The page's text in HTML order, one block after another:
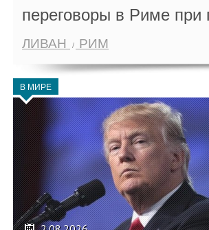
переговоры в Риме
ЛИВАН РИМ
В МИРЕ